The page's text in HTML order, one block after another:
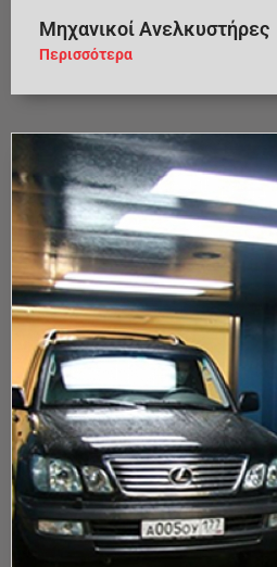
Μηχανικοί Ανελκυστήρες
Περισσότερα